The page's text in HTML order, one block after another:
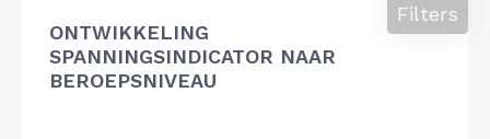
ONTWIKKELING
SPANNINGSINDICATOR NAAR
BEROEPSNIVEAU
Filters